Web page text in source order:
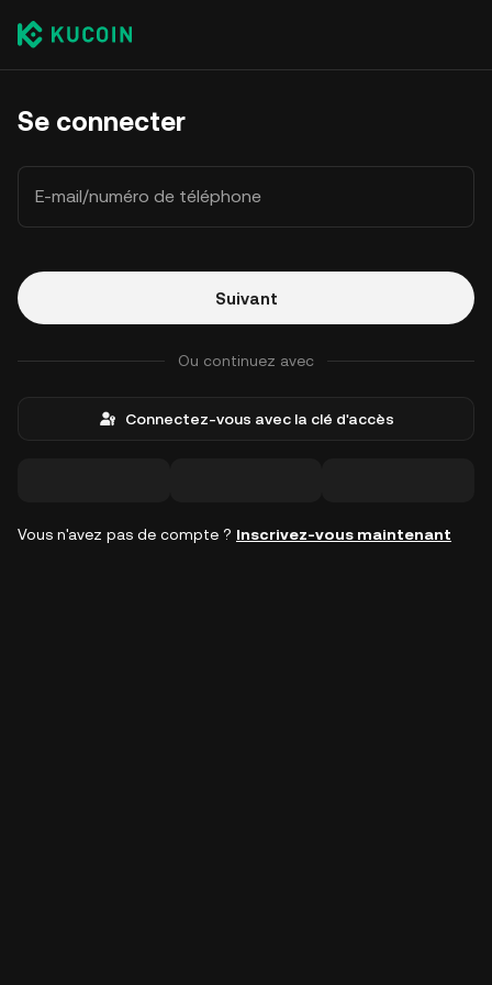
Se connecter
E-mail/numéro de téléphone
Suivant
Ou continuez avec
Connectez-vous avec la clé d'accès
Vous n'avez pas de compte ? Inscrivez-vous maintenant